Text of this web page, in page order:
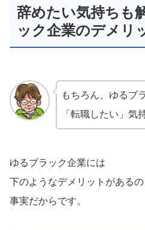
辞めたい気持ちも
ック企業のデメリ
もちろん、ゆるブ
「転職したい」気
ゆるブラック企業には
下のようなデメリットがあるの
事実だからです。